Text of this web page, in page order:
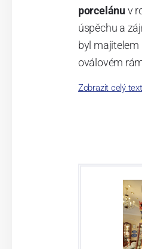
porcelánuv
úspěchu a
byl majitelem
oválovém
Dnes, kdy
Zobrazit celý